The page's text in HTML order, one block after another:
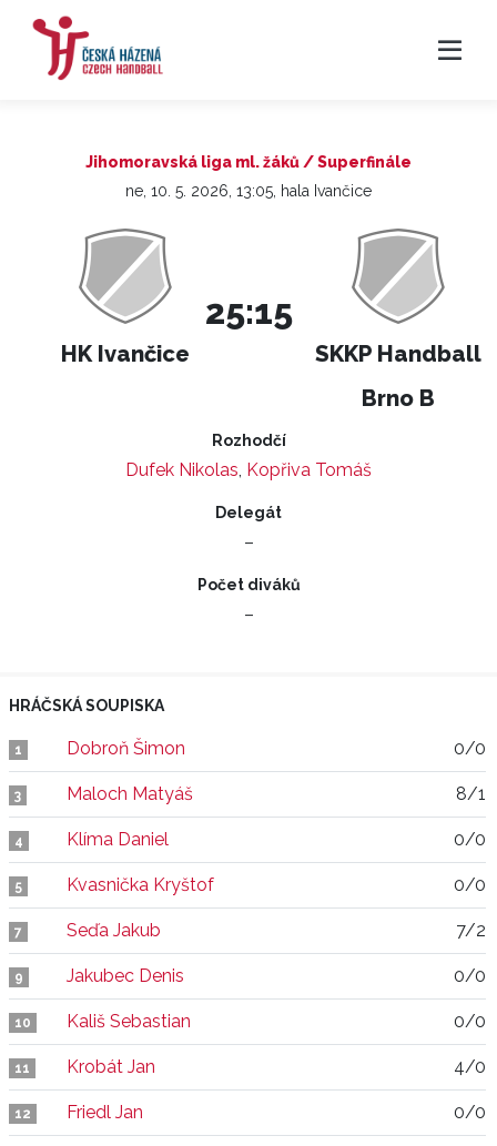
Jihomoravská liga ml. žáků / Superfinále
ne, 10. 5. 2026, 13:05, hala Ivančice
HK Ivančice
25:15
SKKP Handball
Brno B
Rozhodčí
Dufek Nikolas, Kopřiva Tomáš
Delegát
–
Počet diváků
–
HRÁČSKÁ SOUPISKA
1 Dobroň Šimon 0/0
3 Maloch Matyáš 8/1
4 Klíma Daniel 0/0
5 Kvasnička Kryštof 0/0
7 Seďa Jakub 7/2
9 Jakubec Denis 0/0
10 Kališ Sebastian 0/0
11 Krobát Jan 4/0
12 Friedl Jan 0/0